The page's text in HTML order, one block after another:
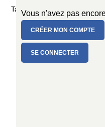
Taille : Ø 30/34 cm
Vous n'avez pas
CRÉER MON COMPTE
SE CONNECTER